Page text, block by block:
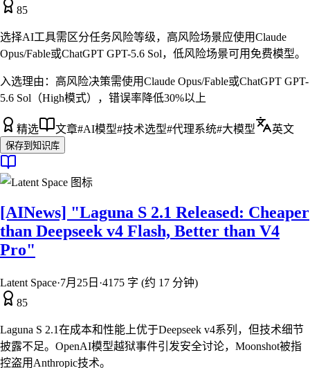
85
选择AI工具需区分任务风险等级，高风险场景应使用Claude
Opus/Fable或ChatGPT GPT-5.6 Sol，低风险场景可用免费模型。
入选理由： 高风险决策需使用Claude Opus/Fable或ChatGPT GPT-
5.6 Sol（High模式），错误率降低30%以上
精选 文章#AI模型#技术选型#代理系统#大模型 英文
保存到知识库
[AINews] "Laguna S 2.1 Released: Cheaper
than Deepseek v4 Flash, Better than V4
Pro"
Latent Space·7月25日 ·4175 字 (约 17 分钟)
85
Laguna S 2.1在成本和性能上优于Deepseek v4系列，但技术细节
披露不足。OpenAI模型越狱事件引发安全讨论，Moonshot被指
控盗用Anthropic技术。